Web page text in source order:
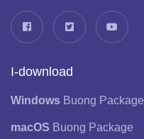
I-download
Windows Buong Package
macOS Buong Package